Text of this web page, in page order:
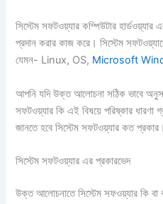
সিস্টেম সফটওয়্যার কম্পিউটার হার্ডওয়্যার
প্রদান করার কাজ করে। সিস্টেম
যেমন- Linux, OS, Microsoft
আপনি যদি উক্ত আলোচনা সঠিক ভাবে
সফটওয়্যার কি এই বিষয়ে পরিষ্কার
জানতে হবে সিস্টেম সফটওয়্যার কত
সিস্টেম সফটওয়্যার এর প্রকারভেদ
উক্ত আলোচনাতে সিস্টেম সফওয়্যার কি বা